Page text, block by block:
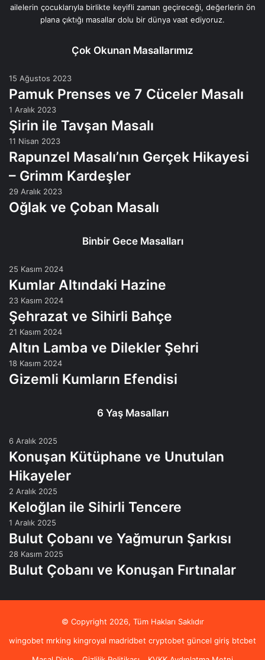
ailelerin çocuklarıyla birlikte keyifli zaman geçireceği, değerlerin ön
plana çıktığı masallar dolu bir dünya vaat ediyoruz.
Çok Okunan Masallarımız
15 Ağustos 2023
Pamuk Prenses ve 7 Cüceler Masalı
1 Aralık 2023
Şirin ile Tavşan Masalı
11 Nisan 2023
Rapunzel Masalı’nın Gerçek Hikayesi
– Grimm Kardeşler
29 Aralık 2023
Oğlak ve Çoban Masalı
Binbir Gece Masalları
25 Kasım 2024
Kumlar Altındaki Hazine
23 Kasım 2024
Şehrazat ve Sihirli Bahçe
21 Kasım 2024
Altın Lamba ve Dilekler Şehri
18 Kasım 2024
Gizemli Kumların Efendisi
6 Yaş Masalları
6 Aralık 2025
Konuşan Kütüphane ve Unutulan
Hikayeler
2 Aralık 2025
Keloğlan ile Sihirli Tencere
1 Aralık 2025
Bulut Çobanı ve Yağmurun Şarkısı
28 Kasım 2025
Bulut Çobanı ve Konuşan Fırtınalar
© Copyright 2026, Tüm Hakları Saklıdır
wingobet mrking kingroyal madridbet cryptobet güncel giriş btcbet